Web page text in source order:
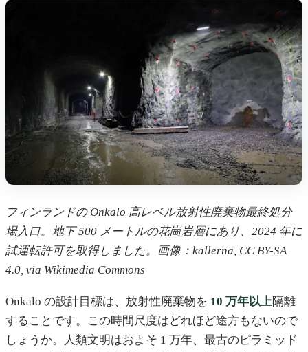
フィンランドの Onkalo 高レベル放射性廃棄物最終処分
場入口。地下 500 メートルの花崗岩層にあり、2024 年に
試運転許可を取得しました。画像：kallerna, CC BY-SA
4.0, via Wikimedia Commons
Onkalo の設計目標は、放射性廃棄物を 10 万年以上隔離
することです。この時間尺度はどれほど途方もないので
しょうか。人類文明はおよそ 1 万年、最古のピラミッド